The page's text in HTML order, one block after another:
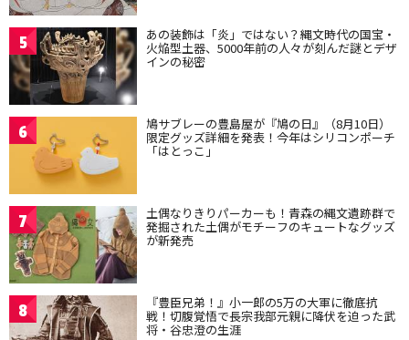
5 あの装飾は「炎」ではない？縄文時代の国宝・
火焔型土器、5000年前の人々が刻んだ謎とデザ
インの秘密
6 鳩サブレーの豊島屋が『鳩の日』（8月10日）
限定グッズ詳細を発表！今年はシリコンポーチ
「はとっこ」
7 土偶なりきりパーカーも！青森の縄文遺跡群で
発掘された土偶がモチーフのキュートなグッズ
が新発売
8 『豊臣兄弟！』小一郎の5万の大軍に徹底抗
戦！切腹覚悟で長宗我部元親に降伏を迫った武
将・谷忠澄の生涯